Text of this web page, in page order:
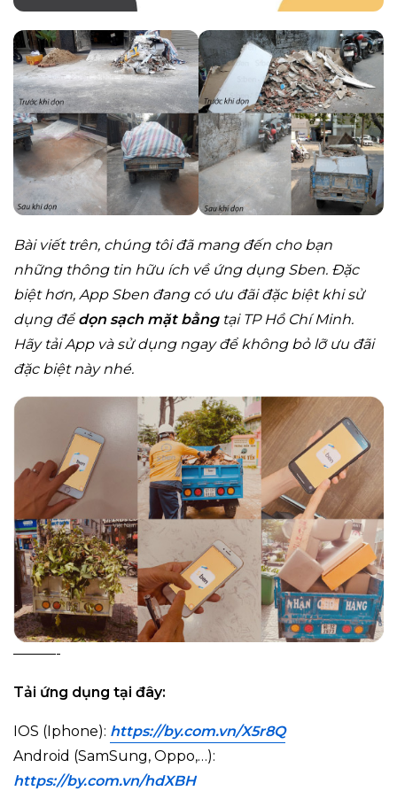
Bài viết trên, chúng tôi đã mang đến cho bạn
những thông tin hữu ích về ứng dụng Sben. Đặc
biệt hơn, App Sben đang có ưu đãi đặc biệt khi sử
dụng để dọn sạch mặt bằngtại TP Hồ Chí Minh.
Hãy tải App và sử dụng ngay để không bỏ lỡ ưu đãi
đặc biệt này nhé.
———-
Tải ứng dụng tại đây:
IOS (Iphone): https://by.com.vn/X5r8Q
Android (SamSung, Oppo,…):
https://by.com.vn/hdXBH